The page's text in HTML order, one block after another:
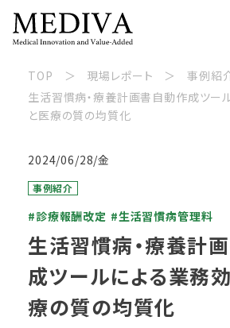
TOP 現場レポート
事例紹
生活習慣病・療養計画書自動作成ツー
と医療の質の均質化
2024/06/28/金
事例紹介
#診療報酬改定 #生活習慣病管理料
生活習慣病・療養計
成ツールによる業務
療の質の均質化